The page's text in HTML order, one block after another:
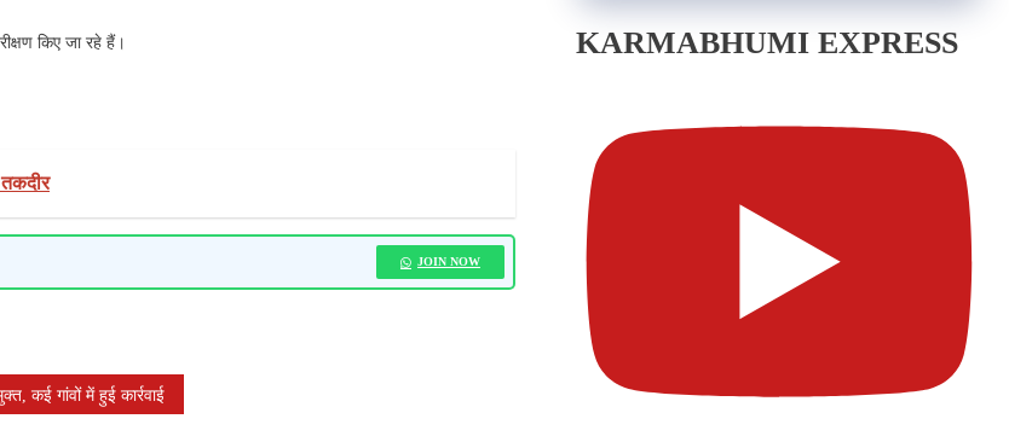
किए जा रहे हैं।
JOIN NOW
कई गांवों में हुई कार्रवाई
KARMABHUMI EXPRESS